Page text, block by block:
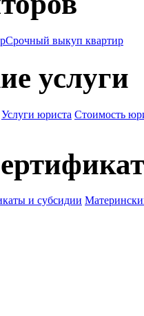
Срочный выкуп квартир
услуги
Услуги юриста Стоимость
и субсидии